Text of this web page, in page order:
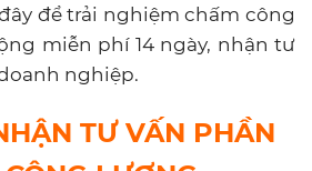
để trải nghiệm chấm công
miễn phí 14 ngày, nhận tư
nghiệp.
TƯ VẤN PHẦN